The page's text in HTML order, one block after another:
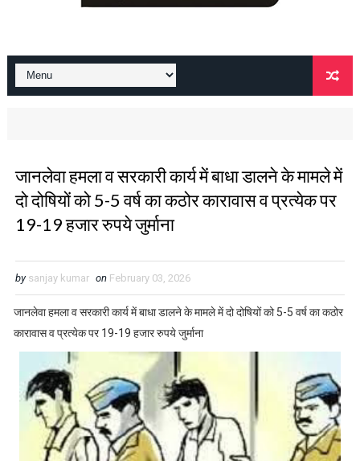
जानलेवा हमला व सरकारी कार्य में बाधा डालने के मामले में
दो दोषियों को 5-5 वर्ष का कठोर कारावास व प्रत्येक पर
19-19 हजार रुपये जुर्माना
by sanjay kumar on February 03, 2026
जानलेवा हमला व सरकारी कार्य में बाधा डालने के मामले में दो दोषियों को 5-5 वर्ष का कठोर
कारावास व प्रत्येक पर 19-19 हजार रुपये जुर्माना